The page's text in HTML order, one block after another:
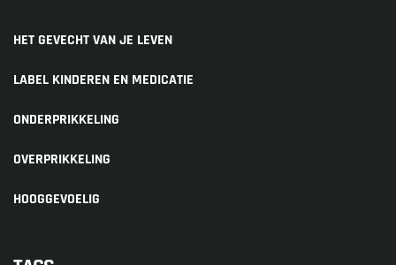
HET GEVECHT VAN JE LEVEN
LABEL KINDEREN EN MEDICATIE
ONDERPRIKKELING
OVERPRIKKELING
HOOGGEVOELIG